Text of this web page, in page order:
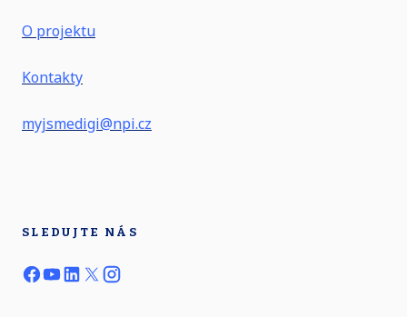
O projektu
Kontakty
myjsmedigi@npi.cz
SLEDUJTE NÁS